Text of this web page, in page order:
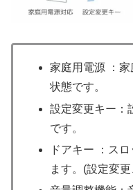
家庭用電源 ：
状態です。
設定変更キー：
です。
ドアキー ：ス
ます。(設定変